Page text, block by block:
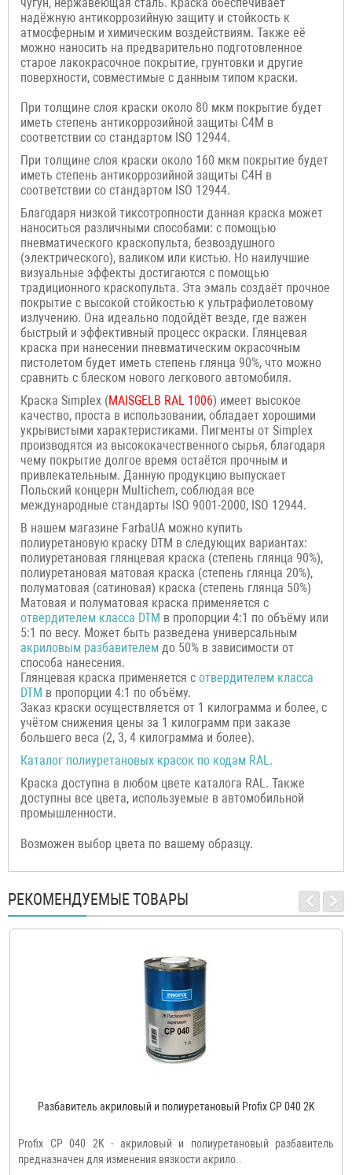
чугун, нержавеющая сталь. Краска обеспечивает
надёжную антикоррозийную защиту и стойкость к
атмосферным и химическим воздействиям. Также её
можно наносить на предварительно подготовленное
старое лакокрасочное покрытие, грунтовки и другие
поверхности, совместимые с данным типом краски.
При толщине слоя краски около 80 мкм покрытие будет
иметь степень антикоррозийной защиты C4M в
соответствии со стандартом ISO 12944.
При толщине слоя краски около 160 мкм покрытие будет
иметь степень антикоррозийной защиты C4H в
соответствии со стандартом ISO 12944.
Благодаря низкой тиксотропности данная краска может
наноситься различными способами: с помощью
пневматического краскопульта, безвоздушного
(электрического), валиком или кистью. Но наилучшие
визуальные эффекты достигаются с помощью
традиционного краскопульта. Эта эмаль создаёт прочное
покрытие с высокой стойкостью к ультрафиолетовому
излучению. Она идеально подойдёт везде, где важен
быстрый и эффективный процесс окраски. Глянцевая
краска при нанесении пневматическим окрасочным
пистолетом будет иметь степень глянца 90%, что можно
сравнить с блеском нового легкового автомобиля.
Краска Simplex (MAISGELB RAL 1006) имеет высокое
качество, проста в использовании, обладает хорошими
укрывистыми характеристиками. Пигменты от Simplex
производятся из высококачественного сырья, благодаря
чему покрытие долгое время остаётся прочным и
привлекательным. Данную продукцию выпускает
Польский концерн Multichem, соблюдая все
международные стандарты ISO 9001-2000, ISO 12944.
В нашем магазине FarbaUA можно купить
полиуретановую краску DTM в следующих вариантах:
полиуретановая глянцевая краска (степень глянца 90%),
полиуретановая матовая краска (степень глянца 20%),
полуматовая (сатиновая) краска (степень глянца 50%)
Матовая и полуматовая краска применяется с
отвердителем класса DTM в пропорции 4:1 по объёму или
5:1 по весу. Может быть разведена универсальным
акриловым разбавителем до 50% в зависимости от
способа нанесения.
Глянцевая краска применяется с отвердителем класса
DTM в пропорции 4:1 по объёму.
Заказ краски осуществляется от 1 килограмма и более, с
учётом снижения цены за 1 килограмм при заказе
большего веса (2, 3, 4 килограмма и более).
Каталог полиуретановых красок по кодам RAL.
Краска доступна в любом цвете каталога RAL. Также
доступны все цвета, используемые в автомобильной
промышленности.
Возможен выбор цвета по вашему образцу.
РЕКОМЕНДУЕМЫЕ ТОВАРЫ
Разбавитель акриловый и полиуретановый Profix CP 040 2K
Profix CP 040 2K - акриловый и полиуретановый разбавитель
предназначен для изменения вязкости акрило..